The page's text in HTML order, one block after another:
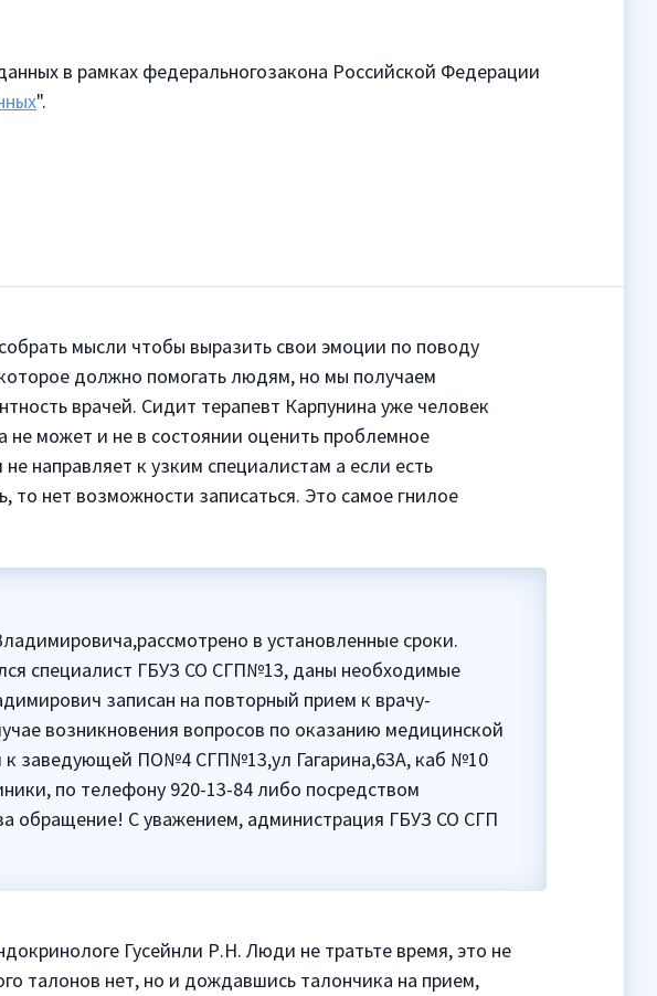
в рамках федеральногозакона Российской Федерации
".
мысли чтобы выразить свои эмоции по поводу
должно помогать людям, но мы получаем
врачей. Сидит терапевт Карпунина уже человек
не может и не в состоянии оценить проблемное
направляет к узким специалистам а если есть
то нет возможности записаться. Это самое гнилое
в установленные сроки.
специалист ГБУЗ СО СГП№13, даны необходимые
записан на повторный прием к врачу-
возникновения вопросов по оказанию медицинской
заведующей ПО№4 СГП№13,ул Гагарина,63А, каб №10
по телефону 920-13-84 либо посредством
обращение! С уважением, администрация ГБУЗ СО СГП
Гусейнли Р.Н. Люди не тратьте время, это не
талонов нет, но и дождавшись талончика на прием,